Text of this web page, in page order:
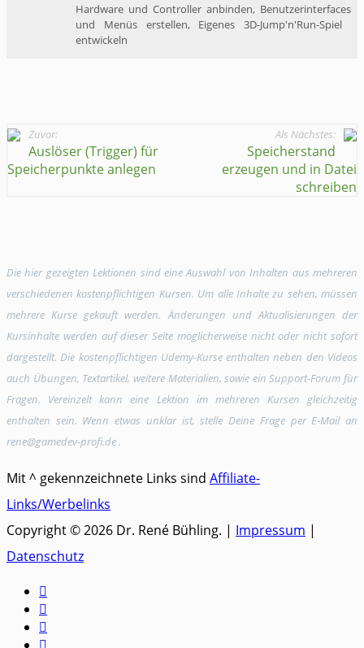
Hardware und Controller anbinden, ​Benutzerinterfaces
und Menüs erstellen, ​Eigenes 3D-Jump'n'Run-Spiel ​​
entwickeln
Zuvor:
Auslöser (Trigger) für
Speicherpunkte anlegen
Als Nächstes:
Speicherstand
erzeugen und in Datei
schreiben
Die hier gezeigten Lektionen sind eine Auswahl von Inhalten aus mehreren
verschiedenen kostenpflichtigen Kursen. Um alle Inhalte zu sehen, müssen
mehrere Kurse gekauft werden. Änderungen und Aktualisierungen der
Kursinhalte werden auf dieser Seite möglicherweise nicht oder nicht sofort
dargestellt. Die kostenpflichtigen Udemy-Kurse enthalten neben den Videos
auch Übungen, Textartikel, weitere Materialien, sowie ein Support-Forum für
Fragen. Vereinzelt kann eine Lektion im mehreren Kursen gleichzeitig
enthalten sein. Wenn etwas unklar ist, stelle Deine Frage per E-Mail an
rene@gamedev-profi.de .
Mit ^ gekennzeichnete Links sind Affiliate-
Links/Werbelinks
Copyright © 2026 Dr. René Bühling. | Impressum |
Datenschutz


